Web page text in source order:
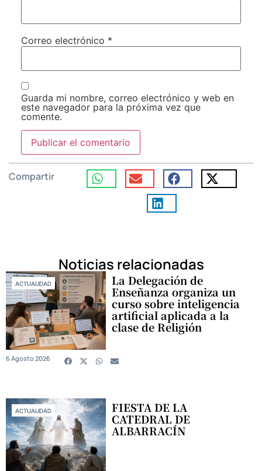
Correo electrónico *
Guarda mi nombre, correo electrónico y web en
este navegador para la próxima vez que
comente.
Compartir
Noticias relacionadas
ACTUALIDAD La Delegación de
Enseñanza organiza un
curso sobre inteligencia
artificial aplicada a la
clase de Religión
6 Agosto 2026
ACTUALIDAD FIESTA DE LA
CATEDRAL DE
ALBARRACÍN